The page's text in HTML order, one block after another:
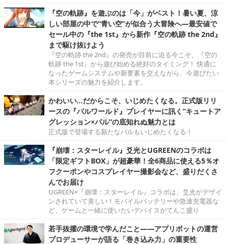
『空の軌跡』を遊ぶのは「今」がベスト！暑い夏、涼
しい部屋の中で“青い空”が似合う大冒険へ―最安値で
セール中の『the 1st』から新作『空の軌跡 the 2nd』
まで駆け抜けよう
『空の軌跡 the 2nd』の発売が目前に迫る今こそ、『空の
軌跡 the 1st』から遊び始める絶好のタイミング！ 快適に
なったゲームシステムや新要素を交えながら、今遊びたい
本シリーズの魅力を紹介します。
かわいい…だからこそ、いじめたくなる。正式版リリ
ースの『パルワールド』プレイヤーに訊く“キュートア
グレッション×パル”の底知れぬ魅力とは
正式版で登場する新たなパルもいじめたくなる！
『崩壊：スターレイル』爻光とUGREENのコラボは
「限定ギフトBOX」が超豪華！全6商品に使える5％オ
フクーポンやコスプレイヤー撮影会など、盛りだくさ
んでお届け
UGREEN×『崩壊：スターレイル』コラボは、爻光がデザイ
ンされていて美しい！モバイルバッテリーや急速充電器な
ど、ゲームと一緒に使いたいデバイスがてんこ盛り
若手抜擢の環境で学んだこと――アプリボットの運営
プロデューサーが語る「巻き込み力」の重要性